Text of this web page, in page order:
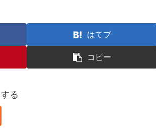
はてブ
コピー
る